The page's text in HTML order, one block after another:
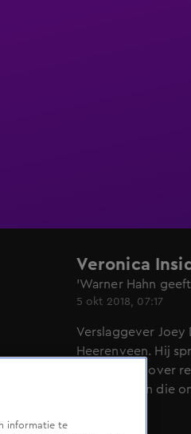
Veronica
'Warner Hahn
5 okt 2018, 07:17
Verslaggever Joey
Heerenveen. Hij
Michel Vlap over
Warner Hahn die
informatie te